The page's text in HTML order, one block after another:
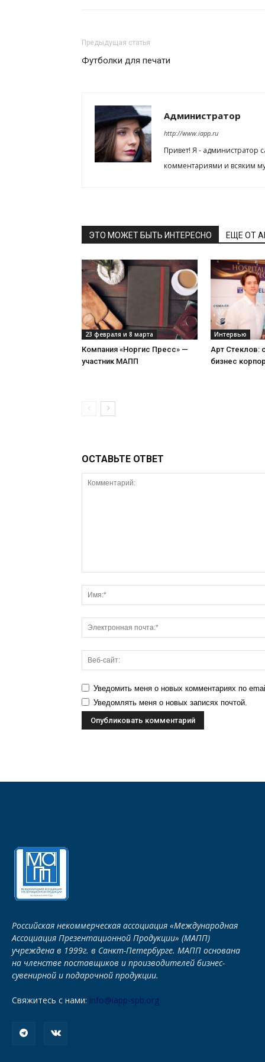
Предыдущая статья
Футболки для печати
Администратор
http://www.iapp.ru
Привет! Я - администратор
комментариями и всяким
ЭТО МОЖЕТ БЫТЬ ИНТЕРЕСНО ЕЩЕ ОТ
23 февраля и 8 марта
Компания «Норгис Пресс» —
участник МАПП
Интервью
Арт Стеклов:
бизнес
ОСТАВЬТЕ ОТВЕТ
Уведомить меня о новых комментариях по
Уведомлять меня о новых записях почтой.
Российская некоммерческая ассоциация «Международная
Ассоциация Презентационной Продукции» (МАПП)
учреждена в 1999г. в Санкт-Петербурге. МАПП основана
на членстве поставщиков и производителей бизнес-
сувенирной и подарочной продукции.
Свяжитесь с нами: info@iapp-spb.org